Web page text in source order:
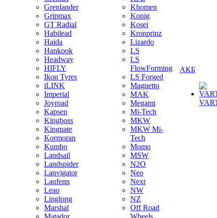
Grenlander
Gripmax
GT Radial
Habilead
Haida
Hankook
Headway
HIFLY
Ikon Tyres
iLINK
Imperial
Joyroad
Kapsen
Kingboss
Kingnate
Kormoran
Kumho
Landsail
Landspider
Lanvigator
Laufenn
Leao
Linglong
Marshal
Matador
Khomen
Konig
Kosei
Kronprinz
Lizardo
LS
LS
FlowForming
LS Forged
Magnetto
MAK
Megami
Mi-Tech
MKW
MKW Mi-
Tech
Momo
MSW
N2O
Neo
Next
NW
NZ
Off Road
Wheels
АКБ